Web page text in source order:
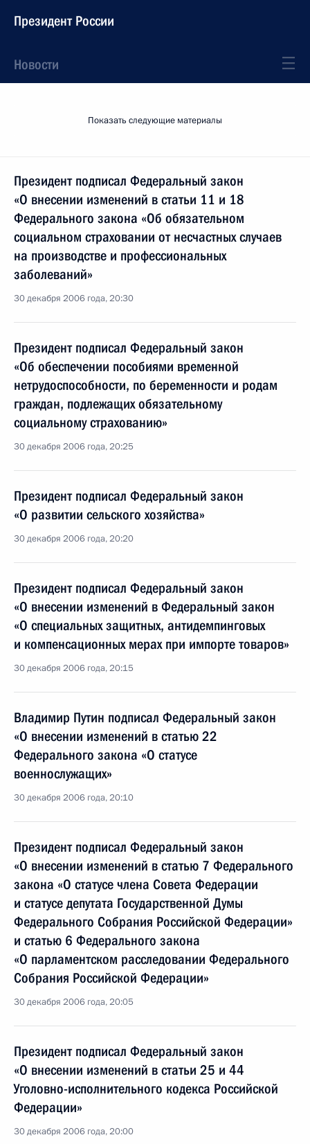
Президент России
Новости
Показать следующие материалы
Президент подписал Федеральный закон
«О внесении изменений в статьи 11 и 18
Федерального закона «Об обязательном
социальном страховании от несчастных случаев
на производстве и профессиональных
заболеваний»
30 декабря 2006 года, 20:30
Президент подписал Федеральный закон
«Об обеспечении пособиями временной
нетрудоспособности, по беременности и родам
граждан, подлежащих обязательному
социальному страхованию»
30 декабря 2006 года, 20:25
Президент подписал Федеральный закон
«О развитии сельского хозяйства»
30 декабря 2006 года, 20:20
Президент подписал Федеральный закон
«О внесении изменений в Федеральный закон
«О специальных защитных, антидемпинговых
и компенсационных мерах при импорте товаров»
30 декабря 2006 года, 20:15
Владимир Путин подписал Федеральный закон
«О внесении изменений в статью 22
Федерального закона «О статусе
военнослужащих»
30 декабря 2006 года, 20:10
Президент подписал Федеральный закон
«О внесении изменений в статью 7 Федерального
закона «О статусе члена Совета Федерации
и статусе депутата Государственной Думы
Федерального Собрания Российской Федерации»
и статью 6 Федерального закона
«О парламентском расследовании Федерального
Собрания Российской Федерации»
30 декабря 2006 года, 20:05
Президент подписал Федеральный закон
«О внесении изменений в статьи 25 и 44
Уголовно-исполнительного кодекса Российской
Федерации»
30 декабря 2006 года, 20:00